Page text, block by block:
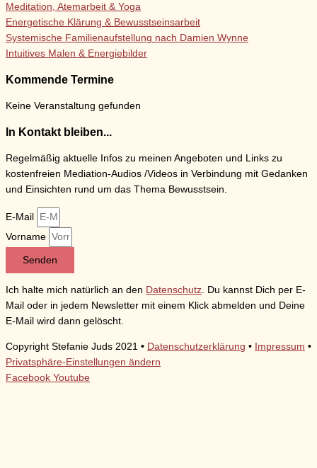
Meditation, Atemarbeit & Yoga
Energetische Klärung & Bewusstseinsarbeit
Systemische Familienaufstellung nach Damien Wynne
Intuitives Malen & Energiebilder
Kommende Termine
Keine Veranstaltung gefunden
In Kontakt bleiben...
Regelmäßig aktuelle Infos zu meinen Angeboten und Links zu
kostenfreien Mediation-Audios /Videos in Verbindung mit Gedanken
und Einsichten rund um das Thema Bewusstsein.
E-Mail
Vorname
Senden
Ich halte mich natürlich an den Datenschutz. Du kannst Dich per E-
Mail oder in jedem Newsletter mit einem Klick abmelden und Deine
E-Mail wird dann gelöscht.
Copyright Stefanie Juds 2021 • Datenschutzerklärung • Impressum •
Privatsphäre-Einstellungen ändern
Facebook Youtube